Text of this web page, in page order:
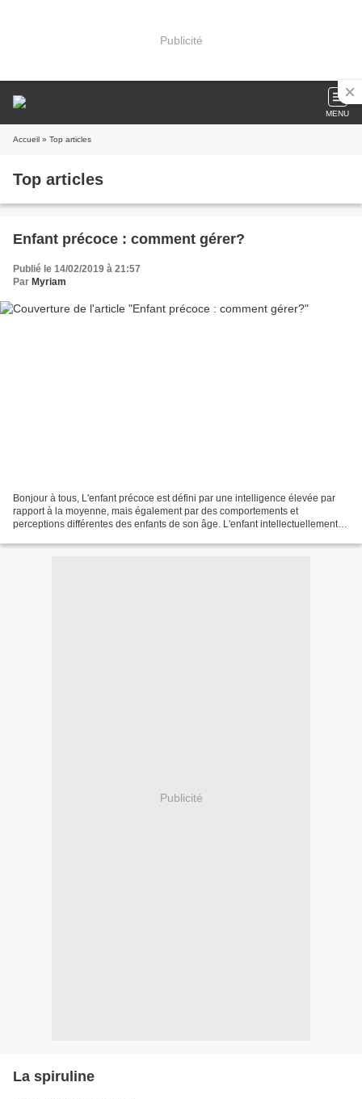
Publicité
MENU
Accueil » Top articles
Top articles
Enfant précoce : comment gérer?
Publié le 14/02/2019 à 21:57
Par Myriam
Bonjour à tous, L'enfant précoce est défini par une intelligence élevée par
rapport à la moyenne, mais également par des comportements et
perceptions différentes des enfants de son âge. L'enfant intellectuellement
Publicité
La spiruline